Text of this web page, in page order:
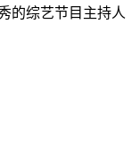
的综艺节目主持人